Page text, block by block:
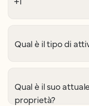
Qual è il tipo di
Qual è il suo
proprietà?